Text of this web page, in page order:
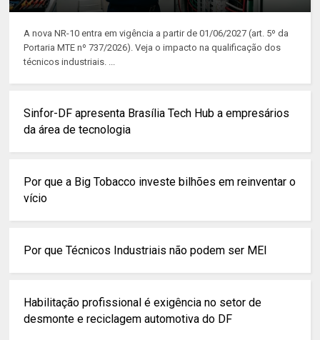
A nova NR-10 entra em vigência a partir de 01/06/2027 (art. 5º da
Portaria MTE nº 737/2026). Veja o impacto na qualificação dos
técnicos industriais. ...
Sinfor-DF apresenta Brasília Tech Hub a empresários
da área de tecnologia
Por que a Big Tobacco investe bilhões em reinventar o
vício
Por que Técnicos Industriais não podem ser MEI
Habilitação profissional é exigência no setor de
desmonte e reciclagem automotiva do DF